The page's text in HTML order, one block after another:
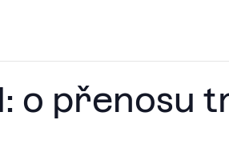
o přenosu